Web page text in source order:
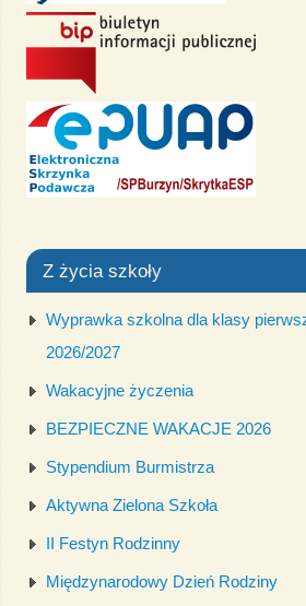
Z życia szkoły
Wyprawka szkolna dla klasy
2026/2027
Wakacyjne życzenia
BEZPIECZNE WAKACJE 2026
Stypendium Burmistrza
Aktywna Zielona Szkoła
II Festyn Rodzinny
Międzynarodowy Dzień Rodziny